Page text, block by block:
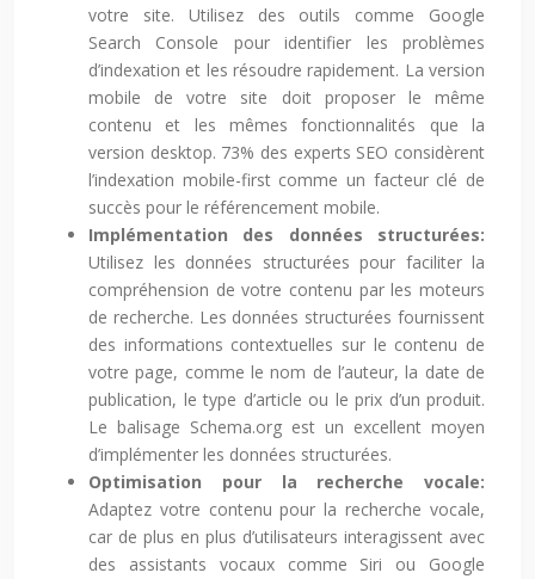
votre site. Utilisez des outils comme Google
Search Console pour identifier les problèmes
d’indexation et les résoudre rapidement. La version
mobile de votre site doit proposer le même
contenu et les mêmes fonctionnalités que la
version desktop. 73% des experts SEO considèrent
l’indexation mobile-first comme un facteur clé de
succès pour le référencement mobile.
Implémentation des données structurées:
Utilisez les données structurées pour faciliter la
compréhension de votre contenu par les moteurs
de recherche. Les données structurées fournissent
des informations contextuelles sur le contenu de
votre page, comme le nom de l’auteur, la date de
publication, le type d’article ou le prix d’un produit.
Le balisage Schema.org est un excellent moyen
d’implémenter les données structurées.
Optimisation pour la recherche vocale:
Adaptez votre contenu pour la recherche vocale,
car de plus en plus d’utilisateurs interagissent avec
des assistants vocaux comme Siri ou Google